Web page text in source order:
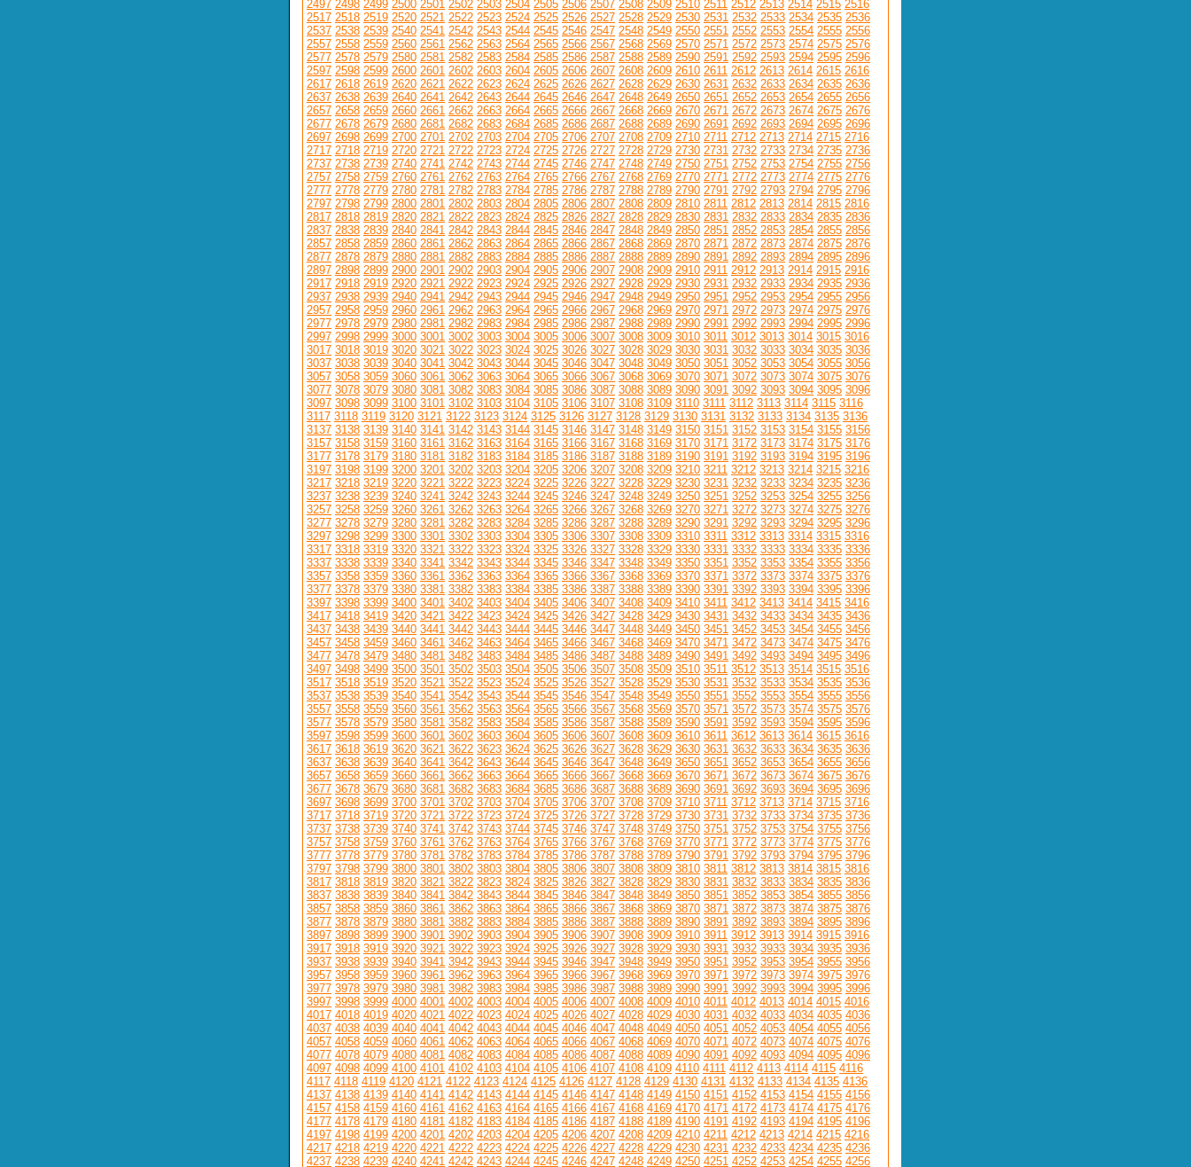
2497 2498 2499 2500 2501 2502 2503 2504 2505 2506 2507 2508 2509 2510 2511 2512 2513 2514 2515 2516
2517 2518 2519 2520 2521 2522 2523 2524 2525 2526 2527 2528 2529 2530 2531 2532 2533 2534 2535 2536
2537 2538 2539 2540 2541 2542 2543 2544 2545 2546 2547 2548 2549 2550 2551 2552 2553 2554 2555 2556
2557 2558 2559 2560 2561 2562 2563 2564 2565 2566 2567 2568 2569 2570 2571 2572 2573 2574 2575 2576
2577 2578 2579 2580 2581 2582 2583 2584 2585 2586 2587 2588 2589 2590 2591 2592 2593 2594 2595 2596
2597 2598 2599 2600 2601 2602 2603 2604 2605 2606 2607 2608 2609 2610 2611 2612 2613 2614 2615 2616
2617 2618 2619 2620 2621 2622 2623 2624 2625 2626 2627 2628 2629 2630 2631 2632 2633 2634 2635 2636
2637 2638 2639 2640 2641 2642 2643 2644 2645 2646 2647 2648 2649 2650 2651 2652 2653 2654 2655 2656
2657 2658 2659 2660 2661 2662 2663 2664 2665 2666 2667 2668 2669 2670 2671 2672 2673 2674 2675 2676
2677 2678 2679 2680 2681 2682 2683 2684 2685 2686 2687 2688 2689 2690 2691 2692 2693 2694 2695 2696
2697 2698 2699 2700 2701 2702 2703 2704 2705 2706 2707 2708 2709 2710 2711 2712 2713 2714 2715 2716
2717 2718 2719 2720 2721 2722 2723 2724 2725 2726 2727 2728 2729 2730 2731 2732 2733 2734 2735 2736
2737 2738 2739 2740 2741 2742 2743 2744 2745 2746 2747 2748 2749 2750 2751 2752 2753 2754 2755 2756
2757 2758 2759 2760 2761 2762 2763 2764 2765 2766 2767 2768 2769 2770 2771 2772 2773 2774 2775 2776
2777 2778 2779 2780 2781 2782 2783 2784 2785 2786 2787 2788 2789 2790 2791 2792 2793 2794 2795 2796
2797 2798 2799 2800 2801 2802 2803 2804 2805 2806 2807 2808 2809 2810 2811 2812 2813 2814 2815 2816
2817 2818 2819 2820 2821 2822 2823 2824 2825 2826 2827 2828 2829 2830 2831 2832 2833 2834 2835 2836
2837 2838 2839 2840 2841 2842 2843 2844 2845 2846 2847 2848 2849 2850 2851 2852 2853 2854 2855 2856
2857 2858 2859 2860 2861 2862 2863 2864 2865 2866 2867 2868 2869 2870 2871 2872 2873 2874 2875 2876
2877 2878 2879 2880 2881 2882 2883 2884 2885 2886 2887 2888 2889 2890 2891 2892 2893 2894 2895 2896
2897 2898 2899 2900 2901 2902 2903 2904 2905 2906 2907 2908 2909 2910 2911 2912 2913 2914 2915 2916
2917 2918 2919 2920 2921 2922 2923 2924 2925 2926 2927 2928 2929 2930 2931 2932 2933 2934 2935 2936
2937 2938 2939 2940 2941 2942 2943 2944 2945 2946 2947 2948 2949 2950 2951 2952 2953 2954 2955 2956
2957 2958 2959 2960 2961 2962 2963 2964 2965 2966 2967 2968 2969 2970 2971 2972 2973 2974 2975 2976
2977 2978 2979 2980 2981 2982 2983 2984 2985 2986 2987 2988 2989 2990 2991 2992 2993 2994 2995 2996
2997 2998 2999 3000 3001 3002 3003 3004 3005 3006 3007 3008 3009 3010 3011 3012 3013 3014 3015 3016
3017 3018 3019 3020 3021 3022 3023 3024 3025 3026 3027 3028 3029 3030 3031 3032 3033 3034 3035 3036
3037 3038 3039 3040 3041 3042 3043 3044 3045 3046 3047 3048 3049 3050 3051 3052 3053 3054 3055 3056
3057 3058 3059 3060 3061 3062 3063 3064 3065 3066 3067 3068 3069 3070 3071 3072 3073 3074 3075 3076
3077 3078 3079 3080 3081 3082 3083 3084 3085 3086 3087 3088 3089 3090 3091 3092 3093 3094 3095 3096
3097 3098 3099 3100 3101 3102 3103 3104 3105 3106 3107 3108 3109 3110 3111 3112 3113 3114 3115 3116
3117 3118 3119 3120 3121 3122 3123 3124 3125 3126 3127 3128 3129 3130 3131 3132 3133 3134 3135 3136
3137 3138 3139 3140 3141 3142 3143 3144 3145 3146 3147 3148 3149 3150 3151 3152 3153 3154 3155 3156
3157 3158 3159 3160 3161 3162 3163 3164 3165 3166 3167 3168 3169 3170 3171 3172 3173 3174 3175 3176
3177 3178 3179 3180 3181 3182 3183 3184 3185 3186 3187 3188 3189 3190 3191 3192 3193 3194 3195 3196
3197 3198 3199 3200 3201 3202 3203 3204 3205 3206 3207 3208 3209 3210 3211 3212 3213 3214 3215 3216
3217 3218 3219 3220 3221 3222 3223 3224 3225 3226 3227 3228 3229 3230 3231 3232 3233 3234 3235 3236
3237 3238 3239 3240 3241 3242 3243 3244 3245 3246 3247 3248 3249 3250 3251 3252 3253 3254 3255 3256
3257 3258 3259 3260 3261 3262 3263 3264 3265 3266 3267 3268 3269 3270 3271 3272 3273 3274 3275 3276
3277 3278 3279 3280 3281 3282 3283 3284 3285 3286 3287 3288 3289 3290 3291 3292 3293 3294 3295 3296
3297 3298 3299 3300 3301 3302 3303 3304 3305 3306 3307 3308 3309 3310 3311 3312 3313 3314 3315 3316
3317 3318 3319 3320 3321 3322 3323 3324 3325 3326 3327 3328 3329 3330 3331 3332 3333 3334 3335 3336
3337 3338 3339 3340 3341 3342 3343 3344 3345 3346 3347 3348 3349 3350 3351 3352 3353 3354 3355 3356
3357 3358 3359 3360 3361 3362 3363 3364 3365 3366 3367 3368 3369 3370 3371 3372 3373 3374 3375 3376
3377 3378 3379 3380 3381 3382 3383 3384 3385 3386 3387 3388 3389 3390 3391 3392 3393 3394 3395 3396
3397 3398 3399 3400 3401 3402 3403 3404 3405 3406 3407 3408 3409 3410 3411 3412 3413 3414 3415 3416
3417 3418 3419 3420 3421 3422 3423 3424 3425 3426 3427 3428 3429 3430 3431 3432 3433 3434 3435 3436
3437 3438 3439 3440 3441 3442 3443 3444 3445 3446 3447 3448 3449 3450 3451 3452 3453 3454 3455 3456
3457 3458 3459 3460 3461 3462 3463 3464 3465 3466 3467 3468 3469 3470 3471 3472 3473 3474 3475 3476
3477 3478 3479 3480 3481 3482 3483 3484 3485 3486 3487 3488 3489 3490 3491 3492 3493 3494 3495 3496
3497 3498 3499 3500 3501 3502 3503 3504 3505 3506 3507 3508 3509 3510 3511 3512 3513 3514 3515 3516
3517 3518 3519 3520 3521 3522 3523 3524 3525 3526 3527 3528 3529 3530 3531 3532 3533 3534 3535 3536
3537 3538 3539 3540 3541 3542 3543 3544 3545 3546 3547 3548 3549 3550 3551 3552 3553 3554 3555 3556
3557 3558 3559 3560 3561 3562 3563 3564 3565 3566 3567 3568 3569 3570 3571 3572 3573 3574 3575 3576
3577 3578 3579 3580 3581 3582 3583 3584 3585 3586 3587 3588 3589 3590 3591 3592 3593 3594 3595 3596
3597 3598 3599 3600 3601 3602 3603 3604 3605 3606 3607 3608 3609 3610 3611 3612 3613 3614 3615 3616
3617 3618 3619 3620 3621 3622 3623 3624 3625 3626 3627 3628 3629 3630 3631 3632 3633 3634 3635 3636
3637 3638 3639 3640 3641 3642 3643 3644 3645 3646 3647 3648 3649 3650 3651 3652 3653 3654 3655 3656
3657 3658 3659 3660 3661 3662 3663 3664 3665 3666 3667 3668 3669 3670 3671 3672 3673 3674 3675 3676
3677 3678 3679 3680 3681 3682 3683 3684 3685 3686 3687 3688 3689 3690 3691 3692 3693 3694 3695 3696
3697 3698 3699 3700 3701 3702 3703 3704 3705 3706 3707 3708 3709 3710 3711 3712 3713 3714 3715 3716
3717 3718 3719 3720 3721 3722 3723 3724 3725 3726 3727 3728 3729 3730 3731 3732 3733 3734 3735 3736
3737 3738 3739 3740 3741 3742 3743 3744 3745 3746 3747 3748 3749 3750 3751 3752 3753 3754 3755 3756
3757 3758 3759 3760 3761 3762 3763 3764 3765 3766 3767 3768 3769 3770 3771 3772 3773 3774 3775 3776
3777 3778 3779 3780 3781 3782 3783 3784 3785 3786 3787 3788 3789 3790 3791 3792 3793 3794 3795 3796
3797 3798 3799 3800 3801 3802 3803 3804 3805 3806 3807 3808 3809 3810 3811 3812 3813 3814 3815 3816
3817 3818 3819 3820 3821 3822 3823 3824 3825 3826 3827 3828 3829 3830 3831 3832 3833 3834 3835 3836
3837 3838 3839 3840 3841 3842 3843 3844 3845 3846 3847 3848 3849 3850 3851 3852 3853 3854 3855 3856
3857 3858 3859 3860 3861 3862 3863 3864 3865 3866 3867 3868 3869 3870 3871 3872 3873 3874 3875 3876
3877 3878 3879 3880 3881 3882 3883 3884 3885 3886 3887 3888 3889 3890 3891 3892 3893 3894 3895 3896
3897 3898 3899 3900 3901 3902 3903 3904 3905 3906 3907 3908 3909 3910 3911 3912 3913 3914 3915 3916
3917 3918 3919 3920 3921 3922 3923 3924 3925 3926 3927 3928 3929 3930 3931 3932 3933 3934 3935 3936
3937 3938 3939 3940 3941 3942 3943 3944 3945 3946 3947 3948 3949 3950 3951 3952 3953 3954 3955 3956
3957 3958 3959 3960 3961 3962 3963 3964 3965 3966 3967 3968 3969 3970 3971 3972 3973 3974 3975 3976
3977 3978 3979 3980 3981 3982 3983 3984 3985 3986 3987 3988 3989 3990 3991 3992 3993 3994 3995 3996
3997 3998 3999 4000 4001 4002 4003 4004 4005 4006 4007 4008 4009 4010 4011 4012 4013 4014 4015 4016
4017 4018 4019 4020 4021 4022 4023 4024 4025 4026 4027 4028 4029 4030 4031 4032 4033 4034 4035 4036
4037 4038 4039 4040 4041 4042 4043 4044 4045 4046 4047 4048 4049 4050 4051 4052 4053 4054 4055 4056
4057 4058 4059 4060 4061 4062 4063 4064 4065 4066 4067 4068 4069 4070 4071 4072 4073 4074 4075 4076
4077 4078 4079 4080 4081 4082 4083 4084 4085 4086 4087 4088 4089 4090 4091 4092 4093 4094 4095 4096
4097 4098 4099 4100 4101 4102 4103 4104 4105 4106 4107 4108 4109 4110 4111 4112 4113 4114 4115 4116
4117 4118 4119 4120 4121 4122 4123 4124 4125 4126 4127 4128 4129 4130 4131 4132 4133 4134 4135 4136
4137 4138 4139 4140 4141 4142 4143 4144 4145 4146 4147 4148 4149 4150 4151 4152 4153 4154 4155 4156
4157 4158 4159 4160 4161 4162 4163 4164 4165 4166 4167 4168 4169 4170 4171 4172 4173 4174 4175 4176
4177 4178 4179 4180 4181 4182 4183 4184 4185 4186 4187 4188 4189 4190 4191 4192 4193 4194 4195 4196
4197 4198 4199 4200 4201 4202 4203 4204 4205 4206 4207 4208 4209 4210 4211 4212 4213 4214 4215 4216
4217 4218 4219 4220 4221 4222 4223 4224 4225 4226 4227 4228 4229 4230 4231 4232 4233 4234 4235 4236
4237 4238 4239 4240 4241 4242 4243 4244 4245 4246 4247 4248 4249 4250 4251 4252 4253 4254 4255 4256